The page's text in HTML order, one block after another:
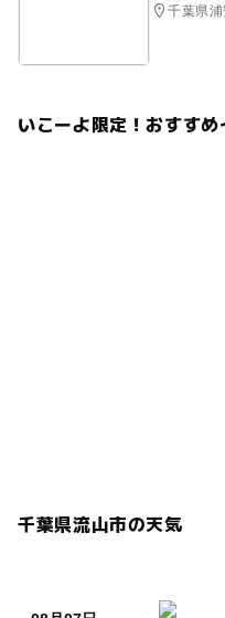
千葉県
いこーよ限定！おすすめ
千葉県流山市の天気